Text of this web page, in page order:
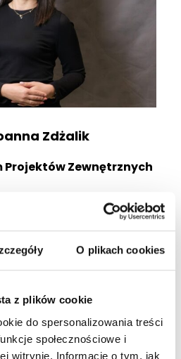
O plikach cookies
z plików cookie
do spersonalizowania treści
społecznościowe i
witrynie. Informacje o tym, jak
Zdżalik
Zewnętrznych
45-29-440